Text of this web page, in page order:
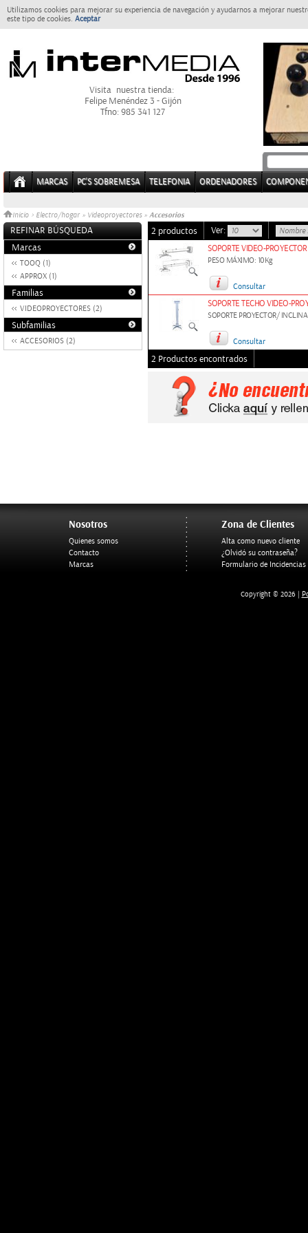
Utilizamos cookies para mejorar su experiencia de navegación y ayudarnos a mejorar
este tipo de cookies. Aceptar
Visita nuestra tienda:
Felipe Menéndez 3 - Gijón
Tfno: 985 341 127
MARCAS PC'S SOBREMESA TELEFONIA ORDENADORES
Inicio > Electro/hogar » Videoproyectores » Accesorios
REFINAR BÚSQUEDA
Marcas
TOOQ (1)
APPROX (1)
Familias
VIDEOPROYECTORES (2)
Subfamilias
ACCESORIOS (2)
2 productos Ver:
SOPORTE VIDEO-
PESO MÁXIMO: 10Kg
Consultar
SOPORTE TECHO VIDEO-
SOPORTE PROYECTOR/
Consultar
2 Productos encontrados
Nosotros
Quienes somos
Contacto
Marcas
Zona de Clientes
Alta como nuevo cliente
¿Olvidó su contraseña?
Formulario de Incidencias
Copyright © 2026 |